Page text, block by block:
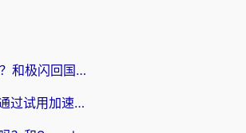
Malus VPN好用吗？和极闪回国VPN对比哪个回国效果更好？海外党亲测3款加速器+避坑指南
海外党必看：如何通过试用加速器解决国内APP地区限制？附2026最新对比测评